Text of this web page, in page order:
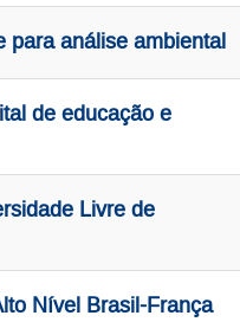
para análise ambiental
de educação e
Livre de
Nível Brasil-França